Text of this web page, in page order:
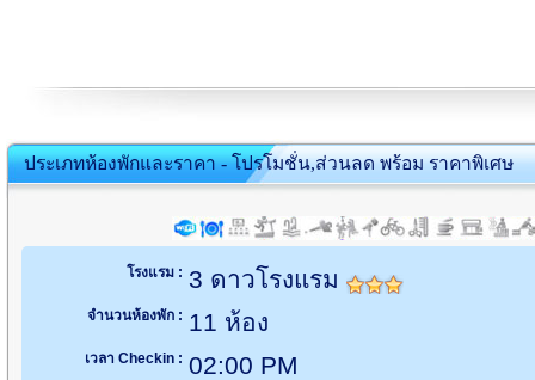
ประเภทห้องพักและราคา - โปรโมชั่น,ส่วนลด พร้อม ราคาพิเศษ
โรงแรม : 3 ดาวโรงแรม
จำนวนห้องพัก : 11 ห้อง
เวลา Checkin : 02:00 PM